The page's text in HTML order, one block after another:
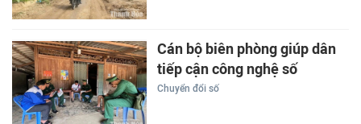
Cán bộ biên phòng giúp dân
tiếp cận công nghệ số
Chuyển đổi số